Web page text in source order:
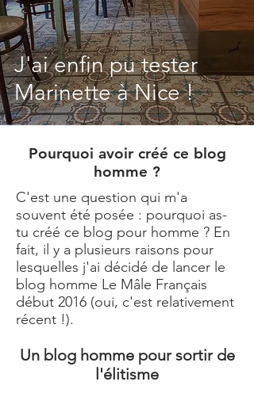
J'ai enfin pu tester
Marinette à Nice !
Pourquoi avoir créé ce blog
homme ?
C'est une question qui m'a
souvent été posée : pourquoi as-
tu créé ce blog pour homme ? En
fait, il y a plusieurs raisons pour
lesquelles j'ai décidé de lancer le
blog homme Le Mâle Français
début 2016 (oui, c'est relativement
récent !).
Un blog homme pour sortir de
l'élitisme